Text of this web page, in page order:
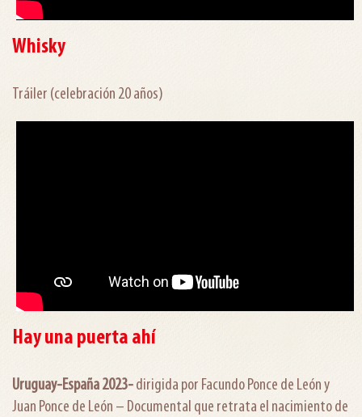
Whisky
Tráiler (celebración 20 años)
Hay una puerta ahí
Uruguay-España 2023-dirigida por Facundo Ponce de León y
Juan Ponce de León – Documental que retrata el nacimiento de